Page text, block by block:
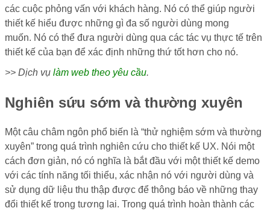
các cuộc phỏng vấn với khách hàng. Nó có thể giúp người
thiết kế hiểu được những gì đa số người dùng mong
muốn. Nó có thể đưa người dùng qua các tác vụ thực tế trên
thiết kế của bạn để xác định những thứ tốt hơn cho nó.
>> Dịch vụ làm web theo yêu cầu.
Nghiên sứu sớm và thường xuyên
Một câu châm ngôn phổ biến là “thử nghiệm sớm và thường
xuyên” trong quá trình nghiên cứu cho thiết kế UX. Nói một
cách đơn giản, nó có nghĩa là bắt đầu với một thiết kế demo
với các tính năng tối thiểu, xác nhận nó với người dùng và
sử dụng dữ liệu thu thập được để thông báo về những thay
đổi thiết kế trong tương lai. Trong quá trình hoàn thành các